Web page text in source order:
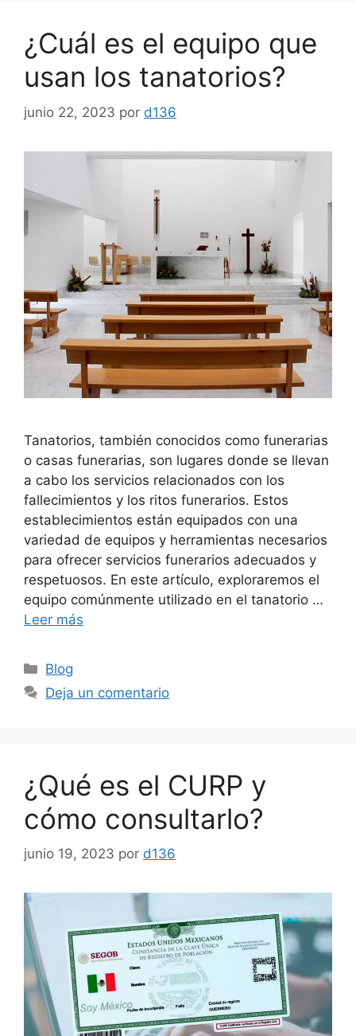
¿Cuál es el equipo que
usan los tanatorios?
junio 22, 2023 por d136
Tanatorios, también conocidos como funerarias
o casas funerarias, son lugares donde se llevan
a cabo los servicios relacionados con los
fallecimientos y los ritos funerarios. Estos
establecimientos están equipados con una
variedad de equipos y herramientas necesarios
para ofrecer servicios funerarios adecuados y
respetuosos. En este artículo, exploraremos el
equipo comúnmente utilizado en el tanatorio …
Leer más
Categorías
Blog
Deja un comentario
¿Qué es el CURP y
cómo consultarlo?
junio 19, 2023 por d136